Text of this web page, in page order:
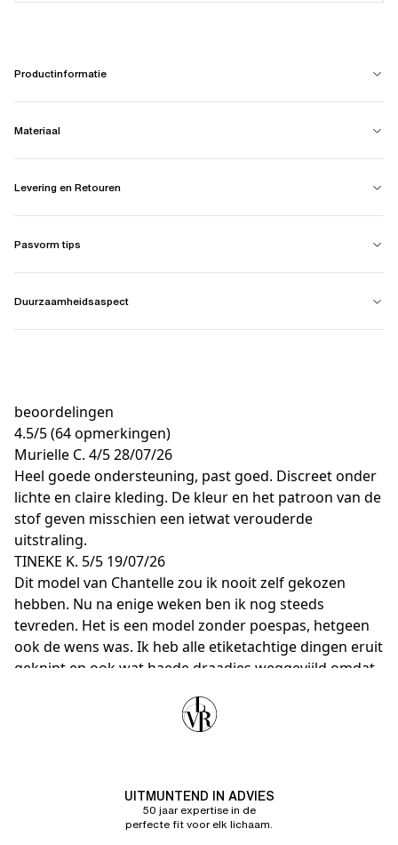
Productinformatie
Materiaal
Levering en Retouren
Pasvorm tips
Duurzaamheidsaspect
beoordelingen
4.5/5(64 opmerkingen)
Murielle C. 4/528/07/26
Heel goede ondersteuning, past goed. Discreet onder
lichte en claire kleding. De kleur en het patroon van de
stof geven misschien een ietwat verouderde
uitstraling.
TINEKE K. 5/5 19/07/26
Dit model van Chantelle zou ik nooit zelf gekozen
hebben. Nu na enige weken ben ik nog steeds
tevreden. Het is een model zonder poespas, hetgeen
ook de wens was. Ik heb alle etiketachtige dingen eruit
geknipt en ook wat haede draadjes weggevijld omdat
Goede service en medewerkers die je goed helpen
15/06/26
Aangenaam om te dragen, perfecte maat
UITMUNTEND IN ADVIES
50 jaar expertise in de
perfecte fit voor elk lichaam.